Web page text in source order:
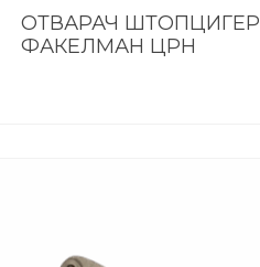
ОТВАРАЧ ШТОПЦИГЕР
ФАКЕЛМАН ЦРН